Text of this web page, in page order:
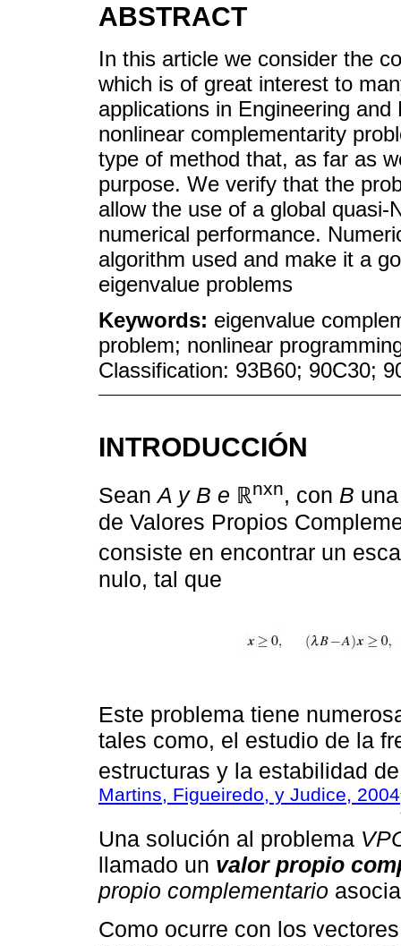
ABSTRACT
In this article we consider the
which is of great interest to
applications in Engineering
nonlinear complementarity
type of method that, as far as
purpose. We verify that the
allow the use of a global
numerical performance.
algorithm used and make it a
eigenvalue problems
Keywords: eigenvalue
problem; nonlinear
Classification: 93B60; 90C30;
INTRODUCCIÓN
SeanA y B e ℝnxn, con B
de Valores Propios
consiste en encontrar un
nulo, tal que
Este problema tiene
tales como, el estudio de la
estructuras y la estabilidad
Martins, Figueiredo, y Judice, 2004
Una solución al problema
llamado un valor propio
propio complementario
Como ocurre con los